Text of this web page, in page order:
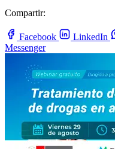
Compartir:
Facebook LinkedIn
Messenger